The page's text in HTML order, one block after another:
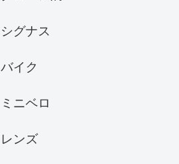
シグナス
バイク
ミニベロ
レンズ